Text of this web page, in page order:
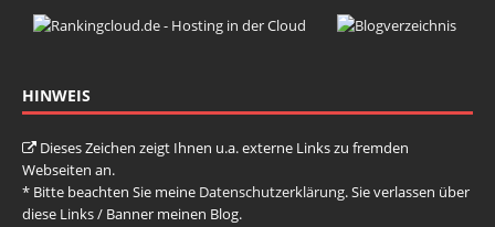
HINWEIS
Dieses Zeichen zeigt Ihnen u.a. externe Links zu fremden
Webseiten an.
* Bitte beachten Sie meine Datenschutzerklärung. Sie verlassen über
diese Links / Banner meinen Blog.